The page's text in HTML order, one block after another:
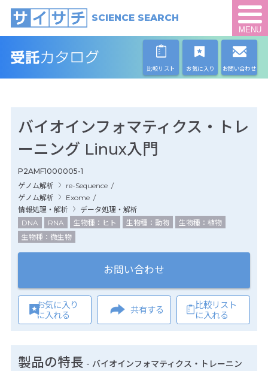
SCIENCE SEARCH
MENU
比較リスト お気に入り お問い合わせ
バイオインフォマティクス・トレ
ーニング Linux入門
P2AMF1000005-1
ゲノム解析
re-Sequence /
ゲノム解析
Exome /
情報処理・解析
データ処理・解析
DNA
RNA 生物種：ヒト 生物種：動物
生物種：植物
生物種：微生物
お問い合わせ
お気に入り
に入れる
共有する
比較リスト
に入れる
製品の特長 - バイオインフォマティクス・トレーニン